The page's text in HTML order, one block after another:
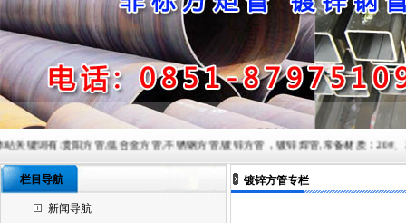
键词有:贵阳方管,低合金方管,不锈钢方管,镀锌方管，镀锌焊管,常备材质：20#、
栏目导航
新闻导航
镀锌方管专栏